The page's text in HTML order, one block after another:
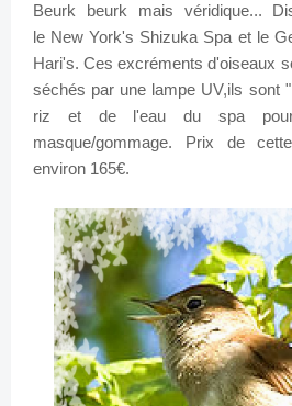
Beurk beurk mais véridique...
le New York's Shizuka Spa et le
Hari's. Ces excréments d'oiseaux
séchés par une lampe UV,ils sont "
riz et de l'eau du spa pour
masque/gommage. Prix de
environ 165€.